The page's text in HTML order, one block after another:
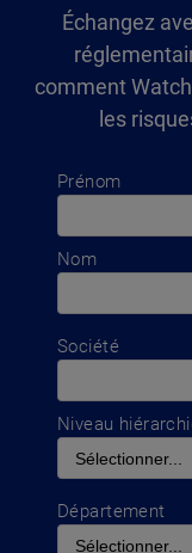
Prénom
Nom
Société
Niveau
Département
Échangez
comment
les